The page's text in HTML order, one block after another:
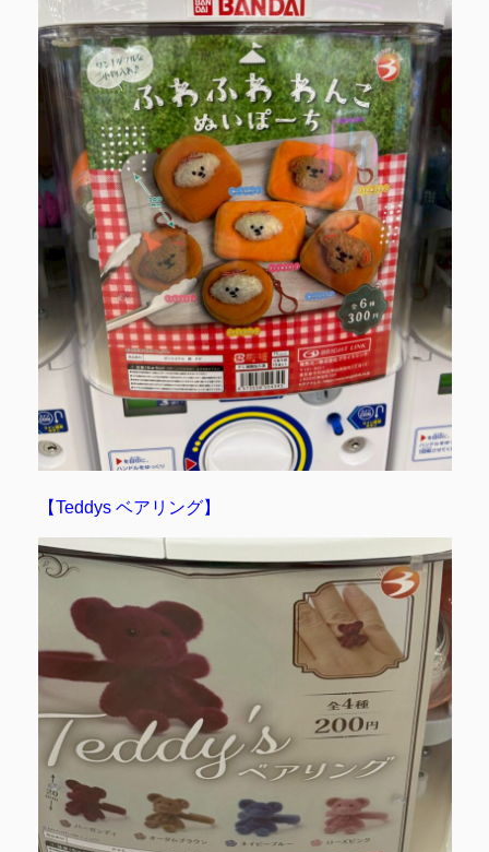
【Teddys ベアリング】